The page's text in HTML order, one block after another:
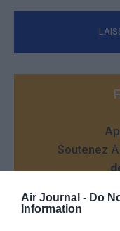
Air Journal - Do
Information
Soutenez